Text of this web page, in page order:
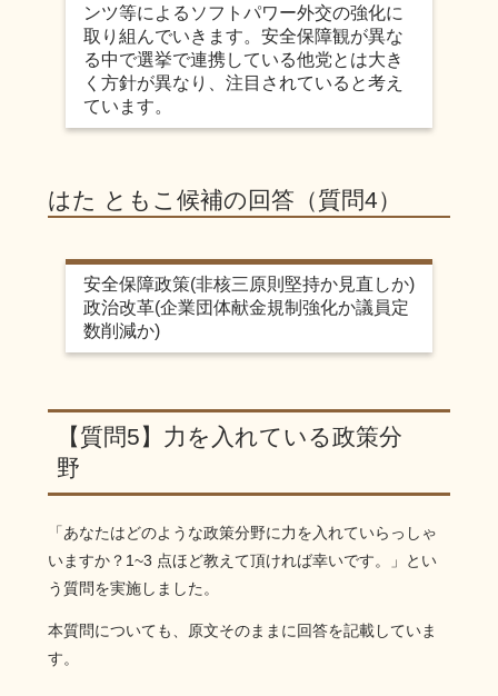
ンツ等によるソフトパワー外交の強化に
取り組んでいきます。安全保障観が異な
る中で選挙で連携している他党とは大き
く方針が異なり、注目されていると考え
ています。
はた ともこ候補の回答（質問4）
安全保障政策(非核三原則堅持か見直しか)
政治改革(企業団体献金規制強化か議員定
数削減か)
【質問5】力を入れている政策分
野
「あなたはどのような政策分野に力を入れていらっしゃ
いますか？1~3 点ほど教えて頂ければ幸いです。」とい
う質問を実施しました。
本質問についても、原文そのままに回答を記載していま
す。